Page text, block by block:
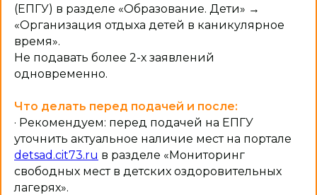
(ЕПГУ) в разделе «Образование. Дети» →
«Организация отдыха детей в каникулярное
время».
Не подавать более 2-х заявлений
одновременно.
Что делать перед подачей и после:
· Рекомендуем: перед подачей на ЕПГУ
уточнить актуальное наличие мест на портале
detsad.cit73.ru в разделе «Мониторинг
свободных мест в детских оздоровительных
лагерях».